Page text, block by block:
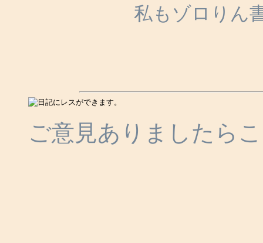
私もゾロりん
ご意見ありましたら